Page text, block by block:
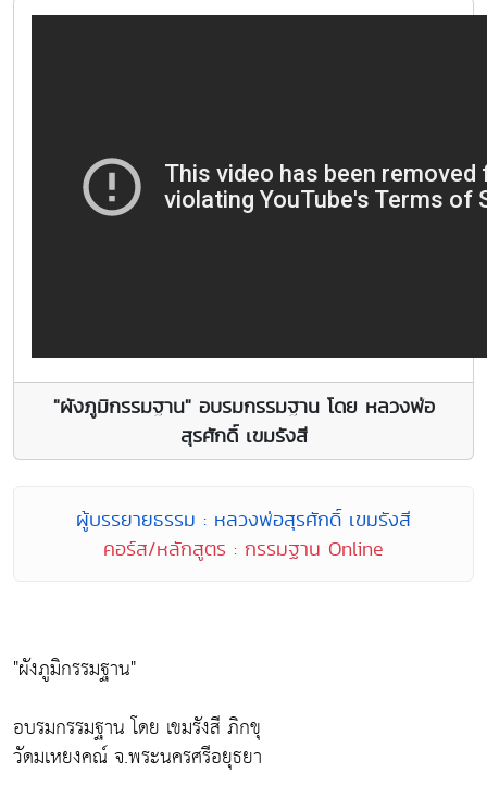
"ผังภูมิกรรมฐาน" อบรมกรรมฐาน โดย หลวงพ่อ
สุรศักดิ์ เขมรังสี
ผู้บรรยายธรรม : หลวงพ่อสุรศักดิ์ เขมรังสี
คอร์ส/หลักสูตร : กรรมฐาน Online
"ผังภูมิกรรมฐาน"
อบรมกรรมฐาน โดย เขมรังสี ภิกขุ
วัดมเหยงคณ์ จ.พระนครศรีอยุธยา